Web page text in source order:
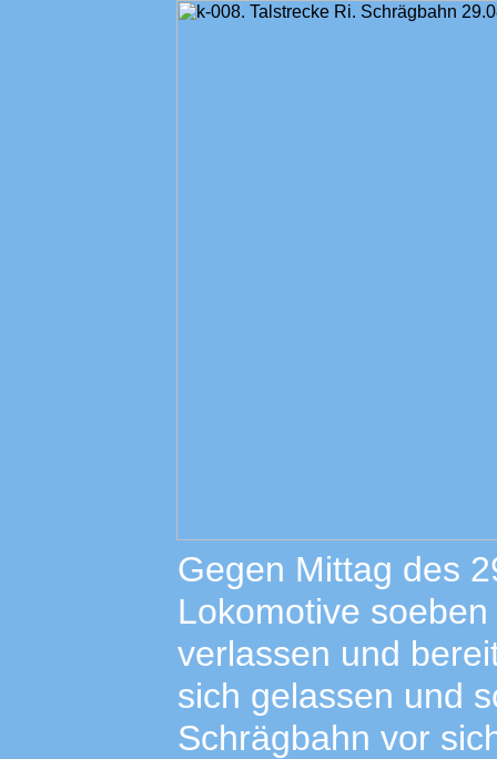
Gegen Mittag des
Lokomotive
verlassen und
sich gelassen und
Schrägbahn vor